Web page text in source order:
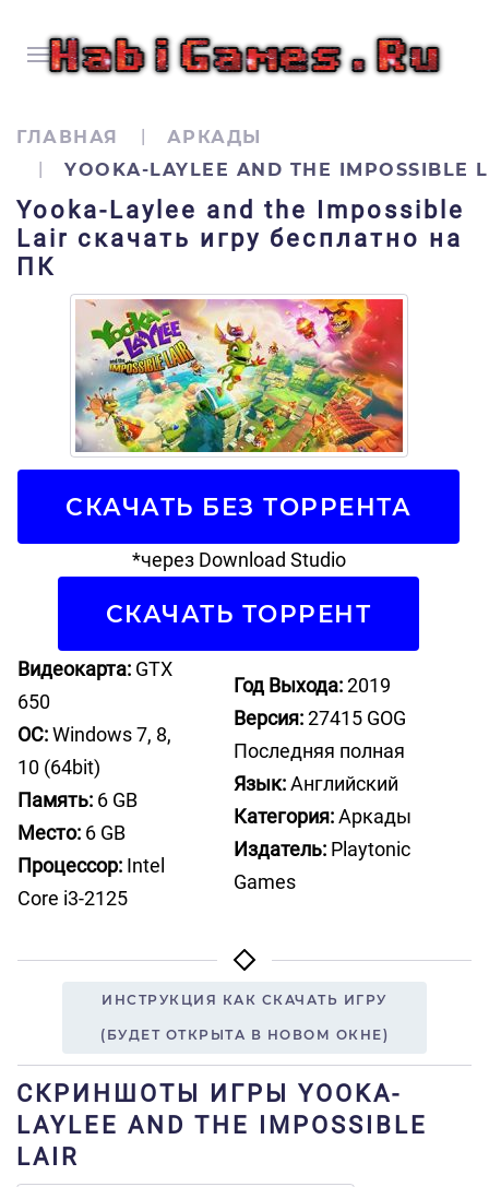
ГЛАВНАЯ
АРКАДЫ
YOOKA-LAYLEE AND THE IMPOSSIBLE
Yooka-Laylee and the Impossible
Lair скачать игру бесплатно на
ПК
СКАЧАТЬ БЕЗ ТОРРЕНТА
*через Download Studio
СКАЧАТЬ ТОРРЕНТ
Видеокарта: GTX
650
ОС:Windows 7, 8,
10 (64bit)
Память: 6 GB
Место: 6 GB
Процессор: Intel
Core i3-2125
Год Выхода:2019
Версия:27415 GOG
Последняя полная
Язык:Английский
Категория:Аркады
Издатель: Playtonic
Games
ИНСТРУКЦИЯ КАК СКАЧАТЬ ИГРУ
(БУДЕТ ОТКРЫТА В НОВОМ ОКНЕ)
СКРИНШОТЫ ИГРЫ YOOKA-
LAYLEE AND THE IMPOSSIBLE
LAIR